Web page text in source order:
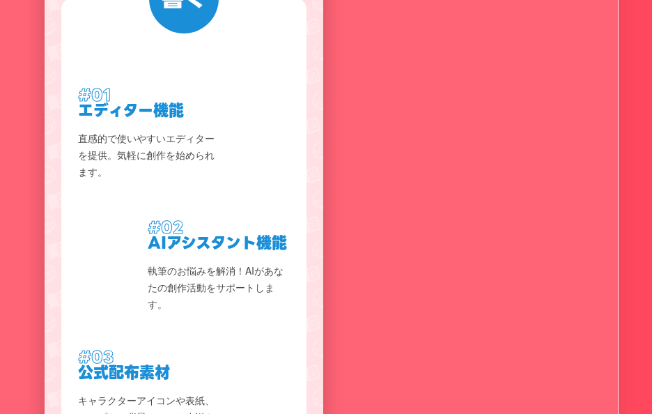
#01
エディター機能
直感的で使いやすいエディター
を提供。気軽に創作を始められ
ます。
#02
AIアシスタント機能
執筆のお悩みを解消！AIがあな
たの創作活動をサポートしま
す。
#03
公式配布素材
キャラクターアイコンや表紙、